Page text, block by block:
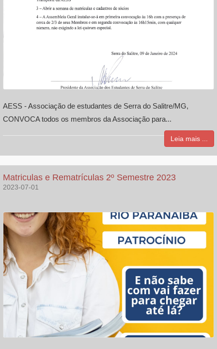
AESS - Associação de estudantes de Serra do Salitre/MG,
CONVOCA todos os membros da Associação para...
Leia mais ...
Matriculas e Rematrículas 2º Semestre 2023
2023-07-01